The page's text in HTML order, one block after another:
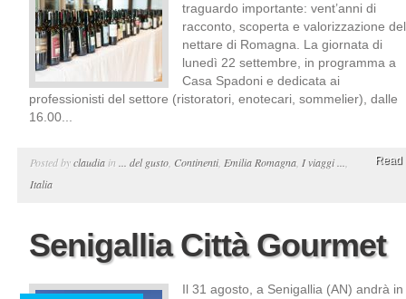
traguardo importante: vent’anni di
racconto, scoperta e valorizzazione del
nettare di Romagna. La giornata di
lunedì 22 settembre, in programma a
Casa Spadoni e dedicata ai
professionisti del settore (ristoratori, enotecari, sommelier), dalle
16.00...
Posted byclaudia in ... del gusto Continenti, Emilia Romagna I viaggi ...
Italia
Read
Senigallia Città Gourmet
Il 31 agosto, a Senigallia (AN) andrà in